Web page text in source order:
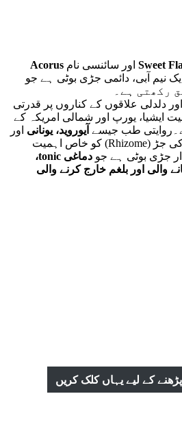
Sweet اور سائنسی نام Acorus
نیم آبی، دائمی جڑی بوٹی ہے جو
رکھتی ہے۔
اور دلدلی علاقوں کے کناروں پر قدرتی
ایشیا، یورپ اور شمالی امریکہ کے
طب جیسے آیوروید، یونانی اور
نظامِ طب میں گُربچ کی جڑ (Rhizome) کو خاص اہمیت
جڑی بوٹی ہے جو
دماغی tonic،
والی اور بلغم خارج کرنے والی
کے لیے یہاں کلک کریں